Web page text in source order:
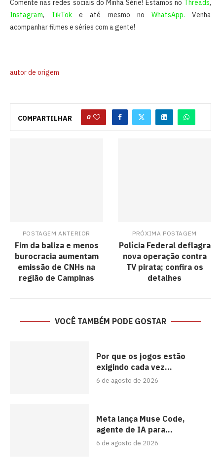
Comente nas redes sociais do Minha Série! Estamos no Threads,
Instagram, TikTok e até mesmo no WhatsApp. Venha
acompanhar filmes e séries com a gente!
autor de origem
COMPARTILHAR 0
POSTAGEM ANTERIOR
Fim da baliza e menos
burocracia aumentam
emissão de CNHs na
região de Campinas
PRÓXIMA POSTAGEM
Polícia Federal deflagra
nova operação contra
TV pirata; confira os
detalhes
VOCÊ TAMBÉM PODE GOSTAR
Por que os jogos estão
exigindo cada vez...
6 de agosto de 2026
Meta lança Muse Code,
agente de IA para...
6 de agosto de 2026